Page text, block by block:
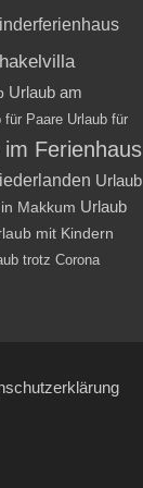
Urlaub am
für Paare Urlaub für
im Ferienhaus
Urlaub
Makkum Urlaub
mit Kindern
trotz Corona